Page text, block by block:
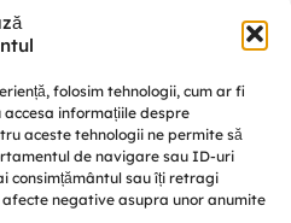
folosim tehnologii, cum ar fi
informațiile despre
aceste tehnologii ne permite să
de navigare sau ID-uri
consimțământul sau îți retragi
negative asupra unor anumite
cadrul proiectului „U-POWER –
de A.O. „Femei pentru Femei” în
„Diversitate” și CRISP –
Women Moldova și finanțat de Fondul